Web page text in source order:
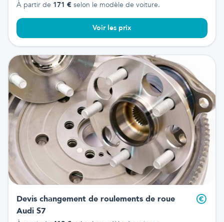
À partir de 171 € selon le modèle de voiture.
Voir les prix
Devis changement de roulements de roue
Audi S7